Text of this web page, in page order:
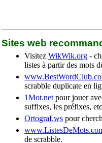
Sites web
Visitez WikWik.org -
listes à partir des mots
scrabble duplicate en
1Mot.net pour jouer
suffixes, les préfixes,
Ortograf.ws pour
de scrabble.